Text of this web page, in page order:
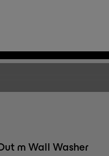
m Wall Washer